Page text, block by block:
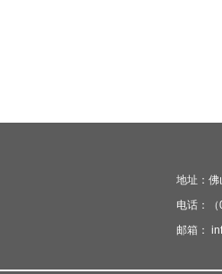
地址：
电话：
邮箱：